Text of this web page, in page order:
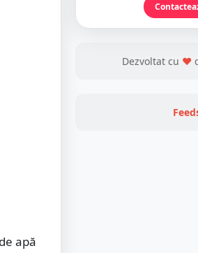
apă
Dezvoltat cu ❤